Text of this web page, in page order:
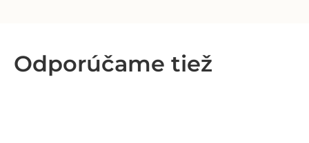
Odporúčame tiež